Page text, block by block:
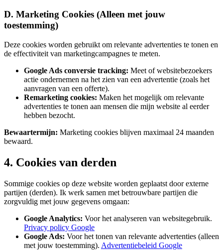
D. Marketing Cookies (Alleen met jouw
toestemming)
Deze cookies worden gebruikt om relevante advertenties te tonen en
de effectiviteit van marketingcampagnes te meten.
Google Ads conversie tracking: Meet of websitebezoekers
actie ondernemen na het zien van een advertentie (zoals het
aanvragen van een offerte).
Remarketing cookies: Maken het mogelijk om relevante
advertenties te tonen aan mensen die mijn website al eerder
hebben bezocht.
Bewaartermijn: Marketing cookies blijven maximaal 24 maanden
bewaard.
4. Cookies van derden
Sommige cookies op deze website worden geplaatst door externe
partijen (derden). Ik werk samen met betrouwbare partijen die
zorgvuldig met jouw gegevens omgaan:
Google Analytics: Voor het analyseren van websitegebruik.
Privacy policy Google
Google Ads: Voor het tonen van relevante advertenties (alleen
met jouw toestemming). Advertentiebeleid Google